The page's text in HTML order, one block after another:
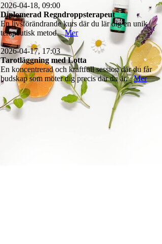
2026-04-18, 09:00
Diplomerad Regndroppsterapeut
En livsförändrande kurs där du lär dig en unik
terapeutisk metod.Mer
2026-04-17, 17:03
Tarotläggning med Lotta
En koncentrerad och kraftfull session där du får
budskap som möter dig precis där du är.Mer